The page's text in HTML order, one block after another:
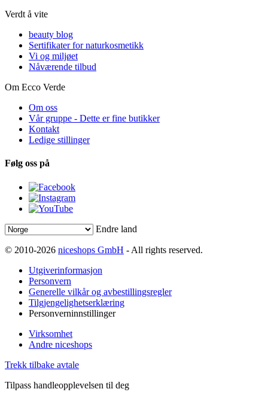
Verdt å vite
beauty blog
Sertifikater for naturkosmetikk
Vi og miljøet
Nåværende tilbud
Om Ecco Verde
Om oss
Vår gruppe - Dette er fine butikker
Kontakt
Ledige stillinger
Følg oss på
Endre land
© 2010-2026 niceshops GmbH - All rights reserved.
Utgiverinformasjon
Personvern
Generelle vilkår og avbestillingsregler
Tilgjengelighetserklæring
Personverninnstillinger
Virksomhet
Andre niceshops
Trekk tilbake avtale
Tilpass handleopplevelsen til deg